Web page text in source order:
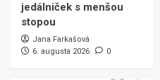
jedálniček s menšou
stopou
Jana Farkašová
6. augusta 2026
0